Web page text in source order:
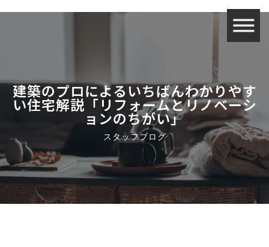
建築のプロによるいちばんわかりやす
い住宅解説「リフォームとリノベーシ
ョンのちがい」
スタッフブログ